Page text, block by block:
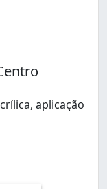
aplicação